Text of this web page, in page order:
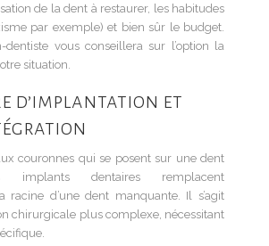
de la dent à restaurer, les habitudes
par exemple) et bien sûr le budget.
dentiste vous conseillera sur l’option la
situation.
d’implantation et
couronnes qui se posent sur une dent
implants dentaires remplacent
racine d’une dent manquante. Il s’agit
chirurgicale plus complexe, nécessitant